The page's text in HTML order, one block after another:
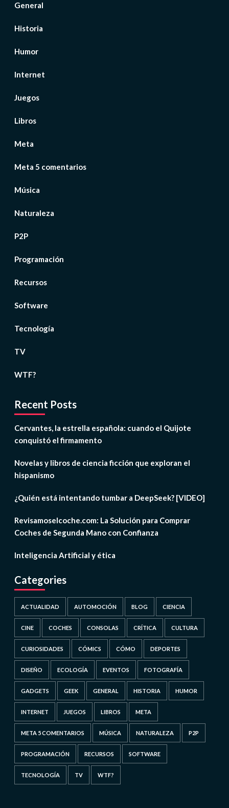
General
Historia
Humor
Internet
Juegos
Libros
Meta
Meta 5 comentarios
Música
Naturaleza
P2P
Programación
Recursos
Software
Tecnología
TV
WTF?
Recent Posts
Cervantes, la estrella española: cuando el Quijote
conquistó el firmamento
Novelas y libros de ciencia ficción que exploran el
hispanismo
¿Quién está intentando tumbar a DeepSeek? [VIDEO]
Revisamoselcoche.com: La Solución para Comprar
Coches de Segunda Mano con Confianza
Inteligencia Artificial y ética
Categories
ACTUALIDAD AUTOMOCIÓN BLOG CIENCIA
CINE COCHES CONSOLAS CRÍTICA CULTURA
CURIOSIDADES CÓMICS CÓMO DEPORTES
DISEÑO ECOLOGÍA EVENTOS FOTOGRAFÍA
GADGETS GEEK GENERAL HISTORIA HUMOR
INTERNET JUEGOS LIBROS META
META 5 COMENTARIOS MÚSICA NATURALEZA P2P
PROGRAMACIÓN RECURSOS SOFTWARE
TECNOLOGÍA TV WTF?